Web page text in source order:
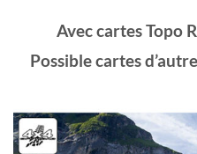
Avec cartes Topo
Possible cartes